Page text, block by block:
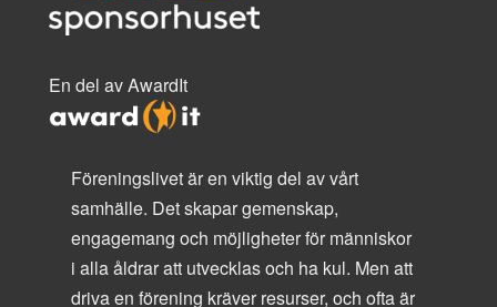
En del av AwardIt
Föreningslivet är en viktig del av vårt
samhälle. Det skapar gemenskap,
engagemang och möjligheter för människor
i alla åldrar att utvecklas och ha kul. Men att
driva en förening kräver resurser, och ofta är